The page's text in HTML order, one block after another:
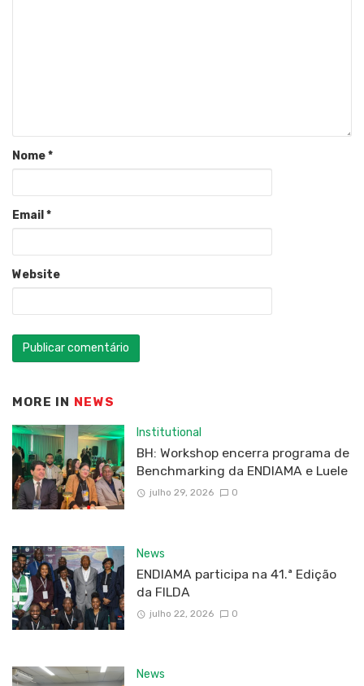
Nome*
Email *
Website
MORE IN NEWS
Institutional
BH: Workshop encerra programa de
Benchmarking da ENDIAMA e Luele
julho 29, 2026 0
News
ENDIAMA participa na 41.ª Edição
da FILDA
julho 22, 2026 0
News